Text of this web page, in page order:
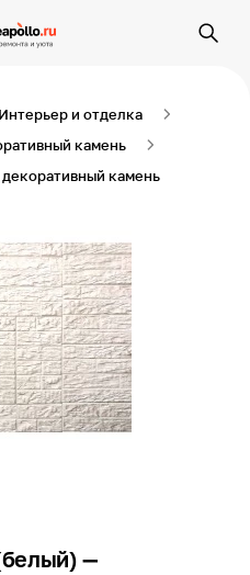
Интерьер и отделка
камень
камень
—